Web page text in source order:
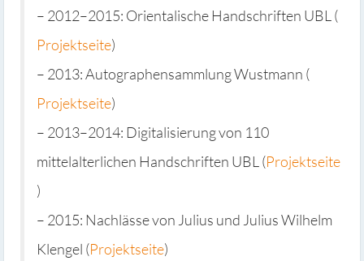
– 2012–2015: Orientalische Handschriften UBL (
Projektseite)
– 2013: Autographensammlung Wustmann (
Projektseite)
– 2013–2014: Digitalisierung von 110
mittelalterlichen Handschriften UBL (Projektseite
)
– 2015: Nachlässe von Julius und Julius Wilhelm
Klengel (Projektseite)